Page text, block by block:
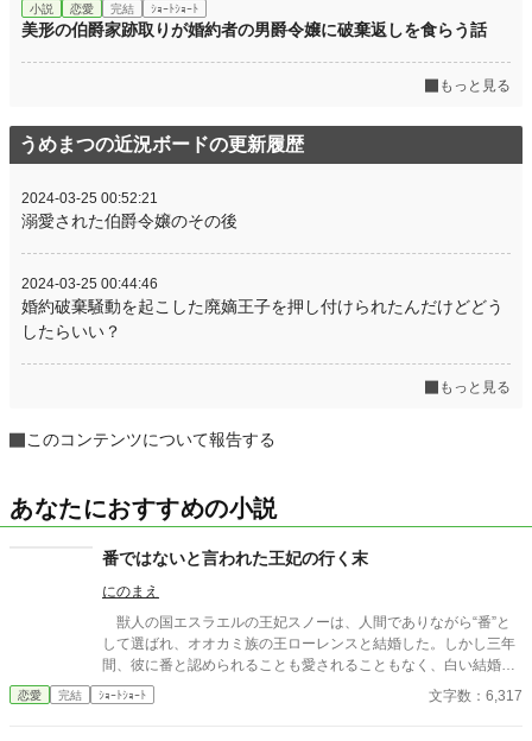
小説 恋愛 完結 ｼｮｰﾄｼｮｰﾄ
美形の伯爵家跡取りが婚約者の男爵令嬢に破棄返しを食らう話
もっと見る
うめまつの近況ボードの更新履歴
2024-03-25 00:52:21
溺愛された伯爵令嬢のその後
2024-03-25 00:44:46
婚約破棄騒動を起こした廃嫡王子を押し付けられたんだけどどう
したらいい？
もっと見る
このコンテンツについて報告する
あなたにおすすめの小説
番ではないと言われた王妃の行く末
にのまえ
獣人の国エスラエルの王妃スノーは、人間でありながら“番”と
して選ばれ、オオカミ族の王ローレンスと結婚した。しかし三年
間、彼に番と認められることも愛されることもなく、白い結婚の
まま冷遇され続ける。 それでも王妃として国に尽くしてきたス
ノーだったが、ある日、ローレンスが別の令嬢レイアーを懐妊さ
恋愛 完結 ｼｮｰﾄｼｮｰﾄ 文字数：6,317